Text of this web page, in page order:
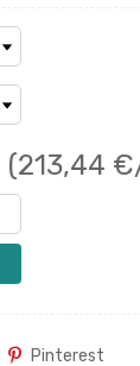
(213,44
Pinterest